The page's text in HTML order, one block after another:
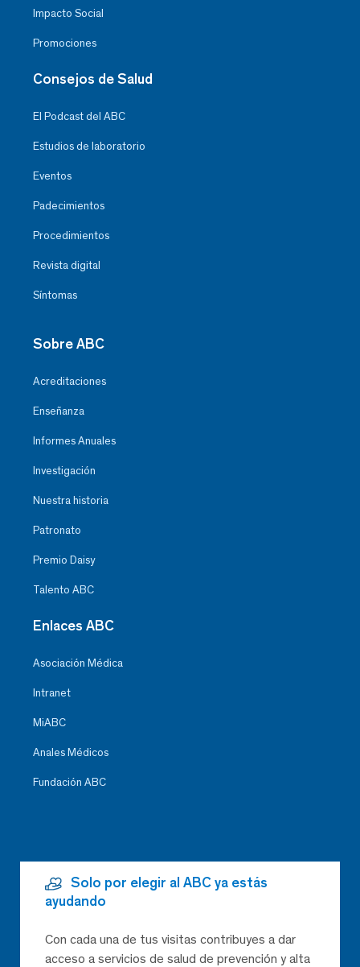
Impacto Social
Promociones
Consejos de Salud
El Podcast del ABC
Estudios de laboratorio
Eventos
Padecimientos
Procedimientos
Revista digital
Síntomas
Sobre ABC
Acreditaciones
Enseñanza
Informes Anuales
Investigación
Nuestra historia
Patronato
Premio Daisy
Talento ABC
Enlaces ABC
Asociación Médica
Intranet
MiABC
Anales Médicos
Fundación ABC
Solo por elegir al ABC ya estás
ayudando
Con cada una de tus visitas contribuyes a dar
acceso a servicios de salud de prevención y alta